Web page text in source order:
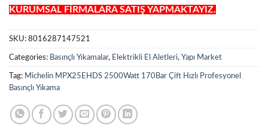
KURUMSAL FİRMALARA SATIŞ YAPMAKTAYIZ.
SKU: 8016287147521
Categories: Basınçlı Yıkamalar, Elektrikli El Aletleri, Yapı Market
Tag: Michelin MPX25EHDS 2500Watt 170Bar Çift Hızlı Profesyonel
Basınçlı Yıkama